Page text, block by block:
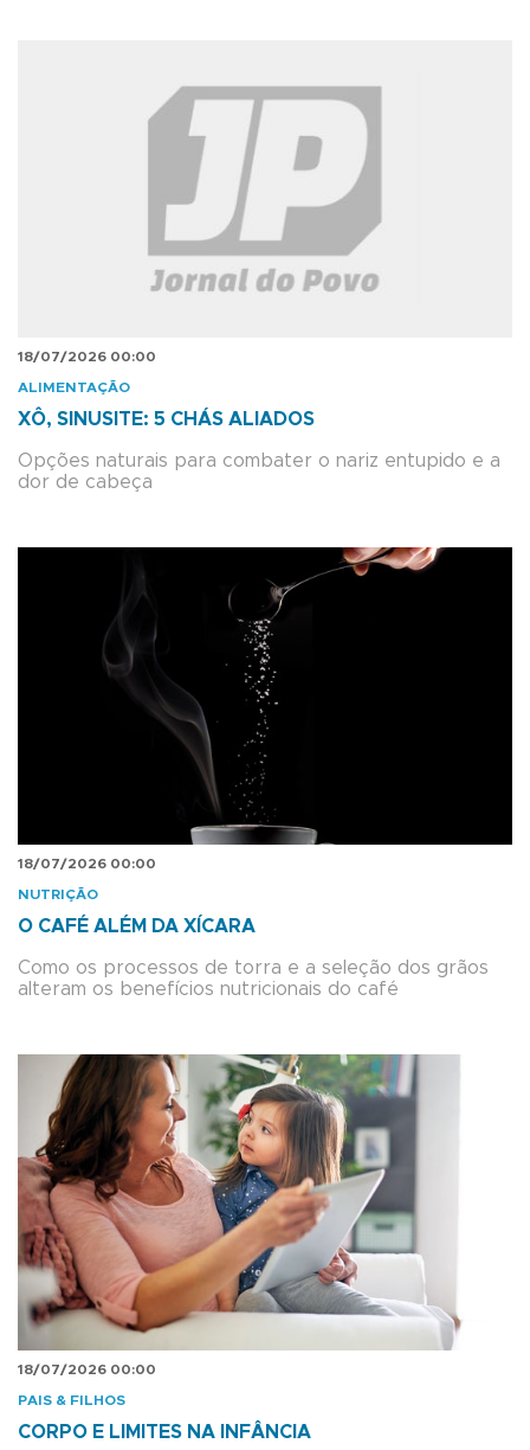
18/07/2026 00:00
ALIMENTAÇÃO
XÔ, SINUSITE: 5 CHÁS ALIADOS
Opções naturais para combater o nariz entupido e a
dor de cabeça
18/07/2026 00:00
NUTRIÇÃO
O CAFÉ ALÉM DA XÍCARA
Como os processos de torra e a seleção dos grãos
alteram os benefícios nutricionais do café
18/07/2026 00:00
PAIS & FILHOS
CORPO E LIMITES NA INFÂNCIA